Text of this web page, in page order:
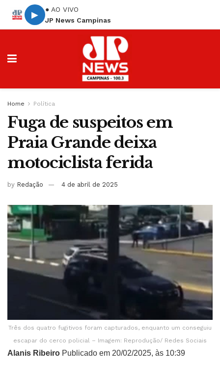
▶
● AO VIVO
JP News Campinas
Home Política
Fuga de suspeitos em
Praia Grande deixa
motociclista ferida
by Redação 4 de abril de 2025
Três dos quatro fugitivos foram capturados, enquanto um conseguiu
escapar do cerco policial – Imagem: Reprodução/ Redes Sociais
Alanis Ribeiro Publicado em 20/02/2025, às 10:39